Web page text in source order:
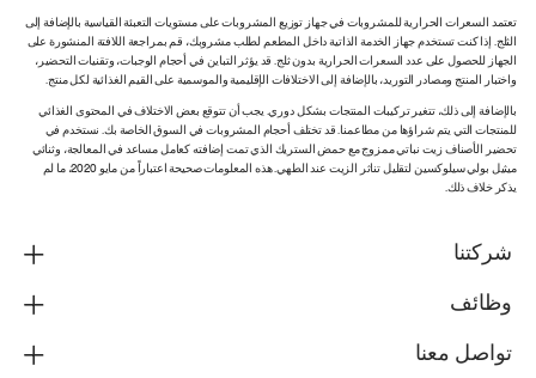
تعتمد السعرات الحرارية للمشروبات في جهاز توزيع المشروبات على مستويات التعبئة القياسية بالإضافة إلى
الثلج. إذا كنت تستخدم جهاز الخدمة الذاتية داخل المطعم لطلب مشروبك، قم بمراجعة اللافتة المنشورة على
الجهاز للحصول على عدد السعرات الحرارية بدون ثلج. قد يؤثر التباين في أحجام الوجبات، وتقنيات التحضير،
واختبار المنتج ومصادر التوريد، بالإضافة إلى الاختلافات الإقليمية والموسمية على القيم الغذائية لكل منتج.
بالإضافة إلى ذلك، تتغير تركيبات المنتجات بشكل دوري. يجب أن تتوقع بعض الاختلاف في المحتوى الغذائي
للمنتجات التي يتم شراؤها من مطاعمنا. قد تختلف أحجام المشروبات في السوق الخاصة بك. نستخدم في
تحضير الأصناف زيت نباتي ممزوج مع حمض الستريك الذي تمت إضافته كعامل مساعد في المعالجة، وثنائي
ميثيل بولي سيلوكسين لتقليل تناثر الزيت عند الطهي. هذه المعلومات صحيحة اعتباراً من مايو 2020، ما لم
يذكر خلاف ذلك.
شركتنا
وظائف
تواصل معنا